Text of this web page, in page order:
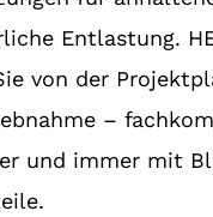
Entlastung.
von der
–
und immer mit